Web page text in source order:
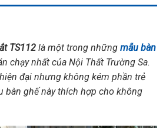
TS112 là một trong những mẫu bàn
chạy nhất của Nội Thất Trường Sa.
đại nhưng không kém phần trẻ
bàn ghế này thích hợp cho không